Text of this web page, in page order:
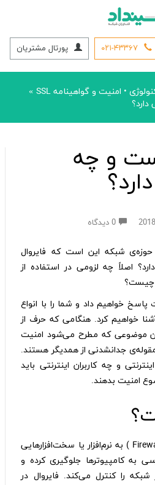
۰۲۱-۴۳۳۶۷ پورتال مشتریان
• امنیت و گواهینامه SSL »
و چه
0 دیدگاه
شبکه این است که فایروال
اصلاً چه لزومی در استفاده از
چیست؟
پاسخ خواهیم داد و شما را با انواع
خواهیم کرد. هنگامی که حرف از
موضوعی که مطرح می‌شود امنیت
جدانشدنی از همدیگر هستند.
و چه کاربران اینترنتی باید
امنیت بدهند.
یا دیواره آتش ( Firewall ) به نرم‌افزار یا سخت‌افزارهایی
به کامپیوترها جلوگیری کرده و
را کنترل می‌کند. فایروال در